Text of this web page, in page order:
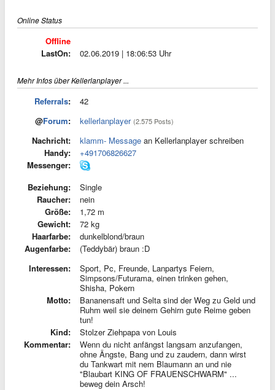
Online Status
Offline
LastOn:
02.06.2019 | 18:06:53 Uhr
Mehr Infos über Kellerlanplayer ...
Referrals:
42
@Forum: kellerlanplayer (2.575 Posts)
Nachricht: klamm- Message an Kellerlanplayer schreiben
Handy:
+491706826627
Messenger:
Beziehung:
Single
Raucher:
nein
Größe:
1,72 m
Gewicht:
72 kg
Haarfarbe:
dunkelblond/braun
Augenfarbe:
(Teddybär) braun :D
Interessen:
Sport, Pc, Freunde, Lanpartys Feiern,
Simpsons/Futurama, einen trinken gehen,
Shisha, Pokern
Motto:
Bananensaft und Selta sind der Weg zu Geld und
Ruhm weil sie deinem Gehirn gute Reime geben
tun!
Kind:
Stolzer Ziehpapa von Louis
Kommentar:
Wenn du nicht anfängst langsam anzufangen,
ohne Ängste, Bang und zu zaudern, dann wirst
du Tankwart mit nem Blaumann an und nie
"Blaubart KING OF FRAUENSCHWARM" ...
beweg dein Arsch!